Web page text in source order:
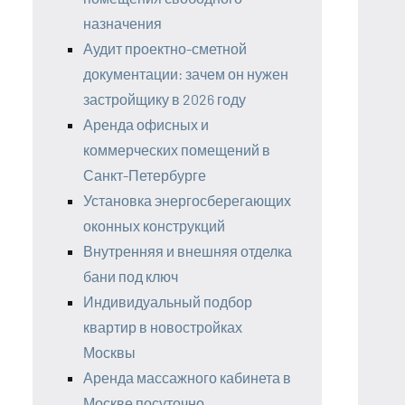
назначения
Аудит проектно-сметной
документации: зачем он нужен
застройщику в 2026 году
Аренда офисных и
коммерческих помещений в
Санкт-Петербурге
Установка энергосберегающих
оконных конструкций
Внутренняя и внешняя отделка
бани под ключ
Индивидуальный подбор
квартир в новостройках
Москвы
Аренда массажного кабинета в